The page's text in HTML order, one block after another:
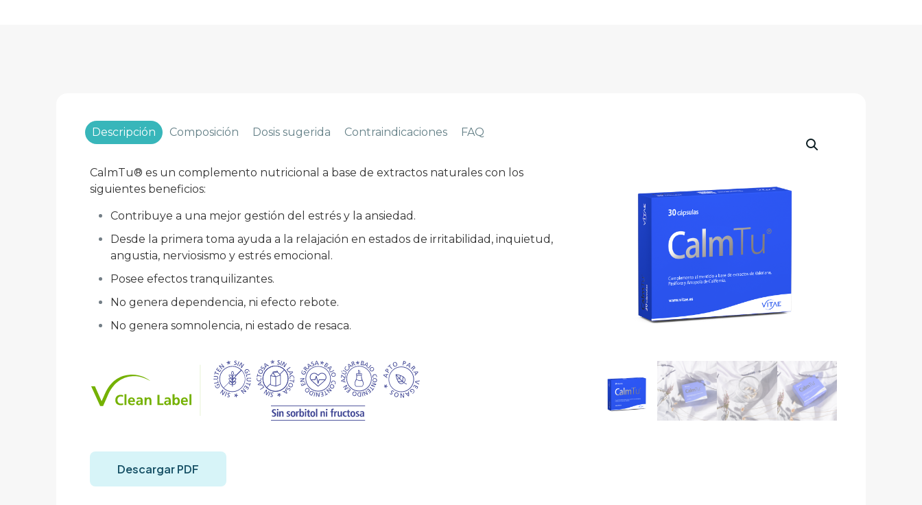
Descripción Composición Dosis sugerida Contraindicaciones FAQ
CalmTu® es un complemento nutricional a base de extractos naturales con los
siguientes beneficios:
Contribuye a una mejor gestión del estrés y la ansiedad.
Desde la primera toma ayuda a la relajación en estados de irritabilidad, inquietud,
angustia, nerviosismo y estrés emocional.
Posee efectos tranquilizantes.
No genera dependencia, ni efecto rebote.
No genera somnolencia, ni estado de resaca.
Descargar PDF